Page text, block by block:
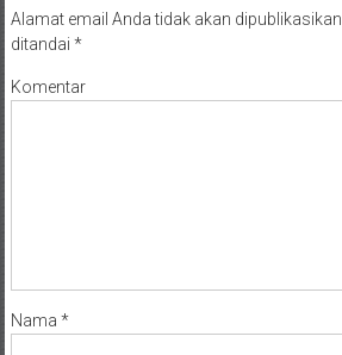
Alamat email Anda tidak akan dipublikasikan.
ditandai *
Komentar
Nama *